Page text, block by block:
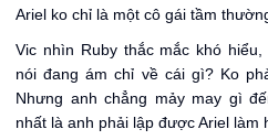
Ariel ko chỉ là một cô gái tầm
Vic nhìn Ruby thắc mắc khó
nói đang ám chỉ về cái gì? Ko
Nhưng anh chẳng mảy may gì
nhất là anh phải lập được Ariel làm